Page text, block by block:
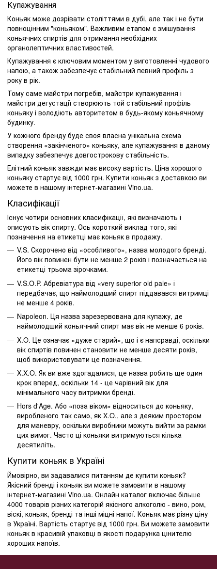
Купажування
Коньяк може дозрівати століттями в дубі, але так і не бути
повноцінним "коньяком". Важливим етапом є змішування
коньячних спиртів для отримання необхідних
органолептичних властивостей.
Купажування є ключовим моментом у виготовленні чудового
напою, а також забезпечує стабільний певний профіль з
року в рік.
Тому саме майстри погребів, майстри купажування і
майстри дегустації створюють той стабільний профіль
коньяку і володіють авторитетом в будь-якому коньячному
будинку.
У кожного бренду буде своя власна унікальна схема
створення «закінченого» коньяку, але купажування в даному
випадку забезпечує довгострокову стабільність.
Елітний коньяк завжди має високу вартість. Ціна хорошого
коньяку стартує від 1000 грн. Купити коньяк з доставкою ви
можете в нашому інтернет-магазині Vino.ua.
Класифікації
Існує чотири основних класифікації, які визначають і
описують вік спирту. Ось короткий виклад того, які
позначення на етикетці має коньяк в продажу.
V.S. Скорочено від «особливого», назва молодого бренді.
Його вік повинен бути не менше 2 років і позначається на
етикетці трьома зірочками.
V.S.O.P. Абревіатура від «very superior old pale» і
передбачає, що наймолодший спирт піддавався витримці
не менше 4 років.
Napoleon. Ця назва зарезервована для купажу, де
наймолодший коньячний спирт має вік не менше 6 років.
X.O. Це означає «дуже старий», що і є напсравді, оскільки
вік спиртів повинен становити не менше десяти років,
щоб використовувати це позначення.
X.X.O. Як ви вже здогадалися, це назва робить ще один
крок вперед, оскільки 14 - це чарівний вік для
мінімального часу витримки бренді.
Hors d'Age. Або «поза віком» відноситься до коньяку,
виробленого так само, як X.O., але з деяким простором
для маневру, оскільки виробники можуть вийти за рамки
цих вимог. Часто ці коньяки витримуються кілька
десятиліть.
Купити коньяк в Україні
Ймовірно, ви задавалися питанням де купити коньяк?
Якісний бренді і коньяк ви можете замовити в нашому
інтернет-магазині Vino.ua. Онлайн каталог включає більше
4000 товарів різних категорій якісного алкоголю - вино, ром,
віскі, коньяк, бренді та інші міцні напої. Коньяк має різну ціну
в Україні. Вартість стартує від 1000 грн. Ви можете замовити
коньяк в красивій упаковці в якості подарунка цінителю
хороших напоїв.